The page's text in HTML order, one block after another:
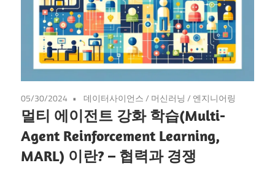
05/30/2024 데이터사이언스/ 머신러닝 / 엔지니어링
멀티 에이전트 강화 학습(Multi-
Agent Reinforcement Learning,
MARL) 이란? – 협력과 경쟁